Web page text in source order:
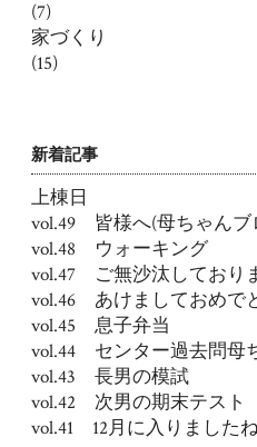
(7)
家づくり
(15)
新着記事
上棟日
vol.49 皆様へ(母ちゃんブ
vol.48 ウォーキング
vol.47 ご無沙汰しており
vol.46 あけましておめで
vol.45 息子弁当
vol.44 センター過去問母
vol.43 長男の模試
vol.42 次男の期末テスト
vol.41 12月に入りました